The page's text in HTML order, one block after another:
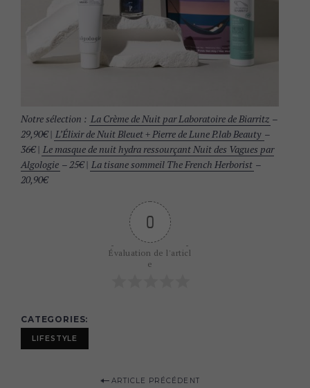
Notre sélection : La Crème de Nuit par Laboratoire de Biarritz –
29,90€ | L’Élixir de Nuit Bleuet + Pierre de Lune P.lab Beauty –
36€ | Le masque de nuit hydra ressourçant Nuit des Vagues par
Algologie – 25€ | La tisane sommeil The French Herborist –
20,90€
0
Évaluation de l'articl
e
CATEGORIES
LIFESTYLE
ARTICLE PRÉCÉDENT